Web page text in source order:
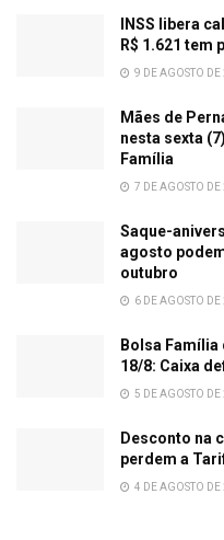
INSS libera
R$ 1.621 tem
9 DE AGOSTO
Mães de
nesta sexta
Família
7 DE AGOSTO
Saque-
agosto
outubro
6 DE AGOSTO
Bolsa
18/8: Caixa
5 DE AGOSTO
Desconto na
perdem a
4 DE AGOSTO